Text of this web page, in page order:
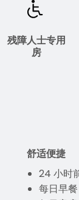
残障人士专用
房
舒适便捷
24 小时
每日早餐